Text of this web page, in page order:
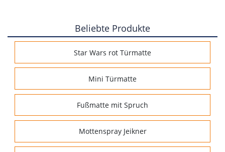
Beliebte Produkte
Star Wars rot Türmatte
Mini Türmatte
Fußmatte mit Spruch
Mottenspray Jeikner